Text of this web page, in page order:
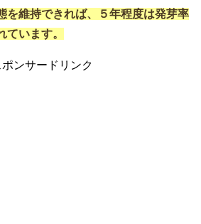
を維持できれば、５年程度は発芽率
ています。
ポンサードリンク